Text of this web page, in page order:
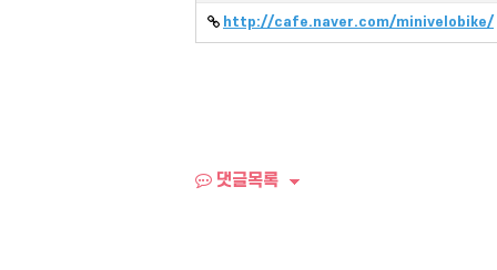
http://cafe.naver.com/minivelobike/
댓글목록